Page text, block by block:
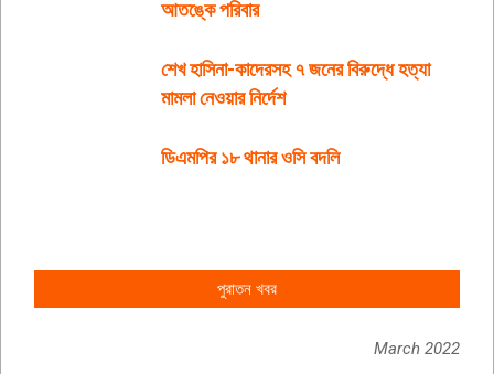
আতঙ্কে পরিবার
শেখ হাসিনা-কাদেরসহ ৭ জনের বিরুদ্ধে হত্যা
মামলা নেওয়ার নির্দেশ
ডিএমপির ১৮ থানার ওসি বদলি
পুরাতন খবর
March 2022